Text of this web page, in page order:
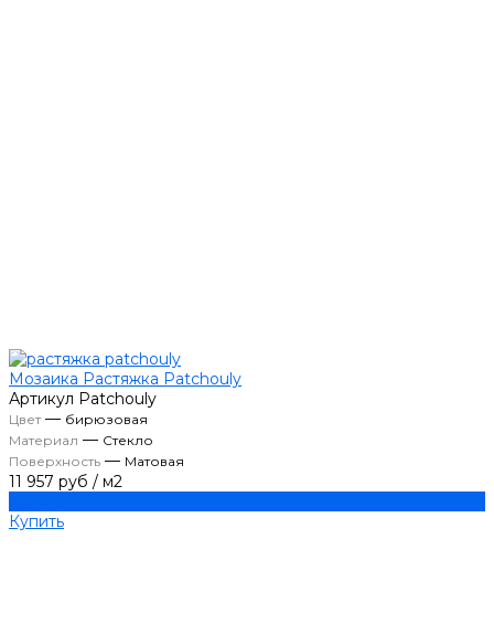
Мозаика Растяжка Patchouly
Артикул Patchouly
Цвет— бирюзовая
Материал — Стекло
Поверхность — Матовая
11 957 руб / м2
Купить